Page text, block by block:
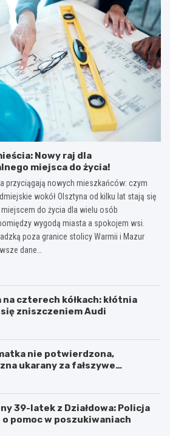
Nowy raj dla
miejsca do życia!
przyciągają nowych mieszkańców: czym
wokół Olsztyna od kilku lat stają się
do życia dla wielu osób
wygodą miasta a spokojem wsi.
poza granice stolicy Warmii i Mazur
dane…
na czterech kółkach: kłótnia
zniszczeniem Audi
nie potwierdzona,
ukarany za fałszywe
39-latek z Działdowa: Policja
pomoc w poszukiwaniach